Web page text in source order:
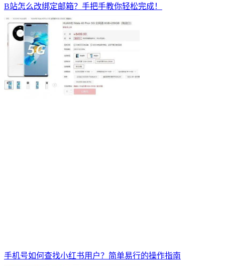
B站怎么改绑定邮箱？手把手教你轻松完成！
手机号如何查找小红书用户？简单易行的操作指南